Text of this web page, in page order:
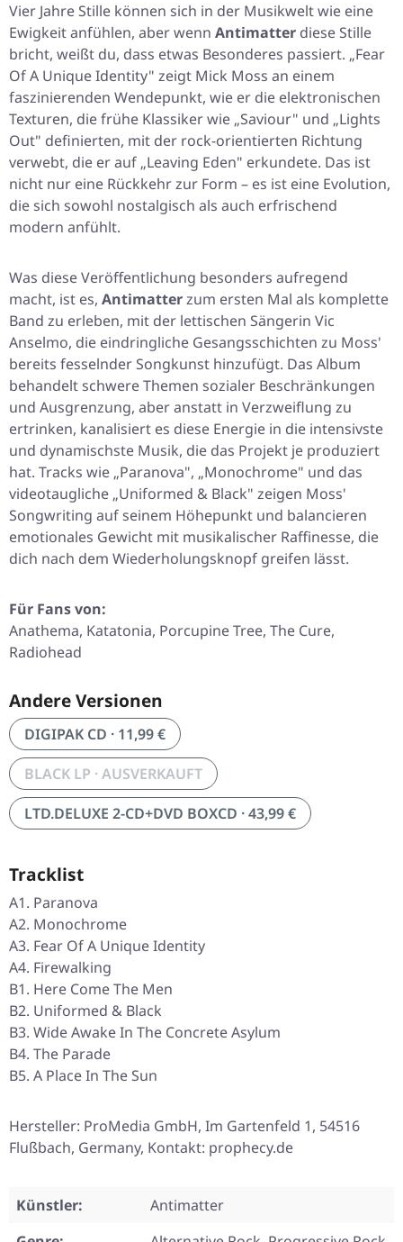
Vier Jahre Stille können sich in der Musikwelt wie eine
Ewigkeit anfühlen, aber wenn Antimatter diese Stille
bricht, weißt du, dass etwas Besonderes passiert. „Fear
Of A Unique Identity" zeigt Mick Moss an einem
faszinierenden Wendepunkt, wie er die elektronischen
Texturen, die frühe Klassiker wie „Saviour" und „Lights
Out" definierten, mit der rock-orientierten Richtung
verwebt, die er auf „Leaving Eden" erkundete. Das ist
nicht nur eine Rückkehr zur Form – es ist eine Evolution,
die sich sowohl nostalgisch als auch erfrischend
modern anfühlt.
Was diese Veröffentlichung besonders aufregend
macht, ist es, Antimatterzum ersten Mal als komplette
Band zu erleben, mit der lettischen Sängerin Vic
Anselmo, die eindringliche Gesangsschichten zu Moss'
bereits fesselnder Songkunst hinzufügt. Das Album
behandelt schwere Themen sozialer Beschränkungen
und Ausgrenzung, aber anstatt in Verzweiflung zu
ertrinken, kanalisiert es diese Energie in die intensivste
und dynamischste Musik, die das Projekt je produziert
hat. Tracks wie „Paranova", „Monochrome" und das
videotaugliche „Uniformed & Black" zeigen Moss'
Songwriting auf seinem Höhepunkt und balancieren
emotionales Gewicht mit musikalischer Raffinesse, die
dich nach dem Wiederholungsknopf greifen lässt.
Für Fans von:
Anathema, Katatonia, Porcupine Tree, The Cure,
Radiohead
Andere Versionen
DIGIPAK CD · 11,99 €
BLACK LP · AUSVERKAUFT
LTD.DELUXE 2-CD+DVD BOXCD · 43,99 €
Tracklist
A1. Paranova
A2. Monochrome
A3. Fear Of A Unique Identity
A4. Firewalking
B1. Here Come The Men
B2. Uniformed & Black
B3. Wide Awake In The Concrete Asylum
B4. The Parade
B5. A Place In The Sun
Hersteller: ProMedia GmbH, Im Gartenfeld 1, 54516
Flußbach, Germany, Kontakt: prophecy.de
Künstler:
Antimatter